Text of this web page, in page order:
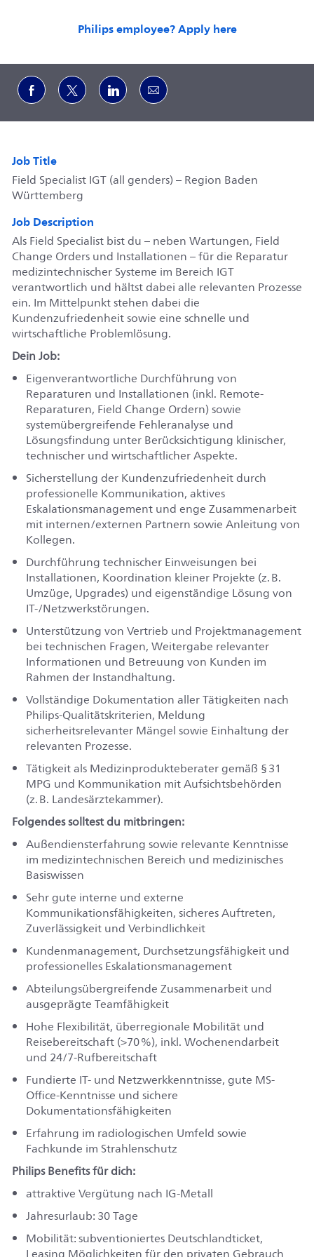
Philips employee? Apply here
Share via Facebook
Share via twitter
Share via LinkedIn
Share via email
Job Title
Field Specialist IGT (all genders) – Region Baden
Württemberg
Job Description
Als Field Specialist bist du – neben Wartungen, Field
Change Orders und Installationen – für die Reparatur
medizintechnischer Systeme im Bereich IGT
verantwortlich und hältst dabei alle relevanten Prozesse
ein. Im Mittelpunkt stehen dabei die
Kundenzufriedenheit sowie eine schnelle und
wirtschaftliche Problemlösung.
Dein Job:
Eigenverantwortliche Durchführung von
Reparaturen und Installationen (inkl. Remote-
Reparaturen, Field Change Ordern) sowie
systemübergreifende Fehleranalyse und
Lösungsfindung unter Berücksichtigung klinischer,
technischer und wirtschaftlicher Aspekte.
Sicherstellung der Kundenzufriedenheit durch
professionelle Kommunikation, aktives
Eskalationsmanagement und enge Zusammenarbeit
mit internen/externen Partnern sowie Anleitung von
Kollegen.
Durchführung technischer Einweisungen bei
Installationen, Koordination kleiner Projekte (z. B.
Umzüge, Upgrades) und eigenständige Lösung von
IT-/Netzwerkstörungen.
Unterstützung von Vertrieb und Projektmanagement
bei technischen Fragen, Weitergabe relevanter
Informationen und Betreuung von Kunden im
Rahmen der Instandhaltung.
Vollständige Dokumentation aller Tätigkeiten nach
Philips-Qualitätskriterien, Meldung
sicherheitsrelevanter Mängel sowie Einhaltung der
relevanten Prozesse.
Tätigkeit als Medizinprodukteberater gemäß § 31
MPG und Kommunikation mit Aufsichtsbehörden
(z. B. Landesärztekammer).
Folgendes solltest du mitbringen:
Außendiensterfahrung sowie relevante Kenntnisse
im medizintechnischen Bereich und medizinisches
Basiswissen
Sehr gute interne und externe
Kommunikationsfähigkeiten, sicheres Auftreten,
Zuverlässigkeit und Verbindlichkeit
Kundenmanagement, Durchsetzungsfähigkeit und
professionelles Eskalationsmanagement
Abteilungsübergreifende Zusammenarbeit und
ausgeprägte Teamfähigkeit
Hohe Flexibilität, überregionale Mobilität und
Reisebereitschaft (>70 %), inkl. Wochenendarbeit
und 24/7-Rufbereitschaft
Fundierte IT- und Netzwerkkenntnisse, gute MS-
Office-Kenntnisse und sichere
Dokumentationsfähigkeiten
Erfahrung im radiologischen Umfeld sowie
Fachkunde im Strahlenschutz
Philips Benefits für dich:
attraktive Vergütung nach IG-Metall
Jahresurlaub: 30 Tage
Mobilität: subventioniertes Deutschlandticket,